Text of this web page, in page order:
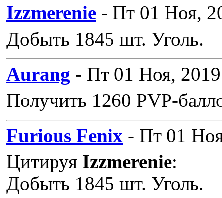
Izzmerenie - Пт 01 Ноя,
Добыть 1845 шт. Уголь.
Aurang - Пт 01 Ноя,
Получить 1260 PVP-
Furious Fenix - Пт 01
Цитируя Izzmerenie:
Добыть 1845 шт. Уголь.